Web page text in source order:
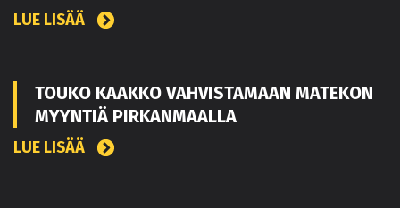
LUE LISÄÄ
TOUKO KAAKKO VAHVISTAMAAN MATEKON
MYYNTIÄ PIRKANMAALLA
LUE LISÄÄ